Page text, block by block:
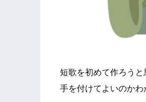
短歌を初めて作ろう
手を付けてよいのかわ